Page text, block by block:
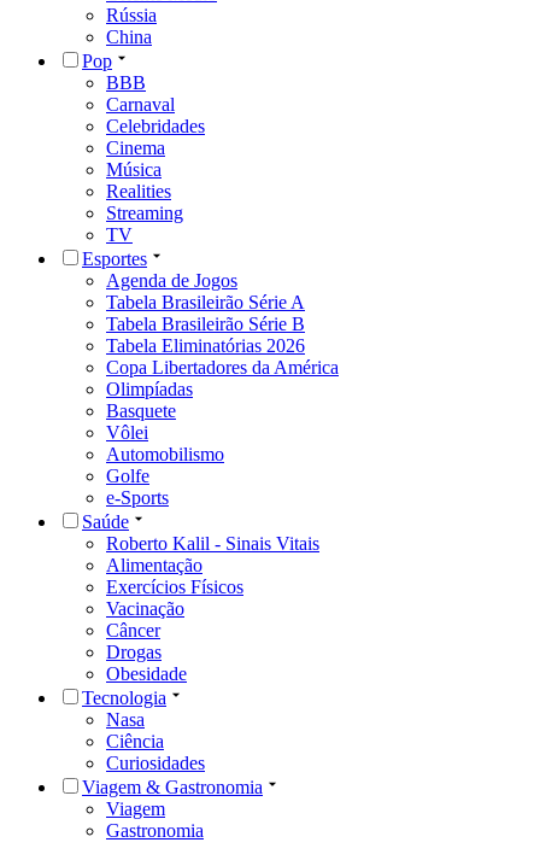
Rússia
China
Pop
BBB
Carnaval
Celebridades
Cinema
Música
Realities
Streaming
TV
Esportes
Agenda de Jogos
Tabela Brasileirão Série A
Tabela Brasileirão Série B
Tabela Eliminatórias 2026
Copa Libertadores da América
Olimpíadas
Basquete
Vôlei
Automobilismo
Golfe
e-Sports
Saúde
Roberto Kalil - Sinais Vitais
Alimentação
Exercícios Físicos
Vacinação
Câncer
Drogas
Obesidade
Tecnologia
Nasa
Ciência
Curiosidades
Viagem & Gastronomia
Viagem
Gastronomia